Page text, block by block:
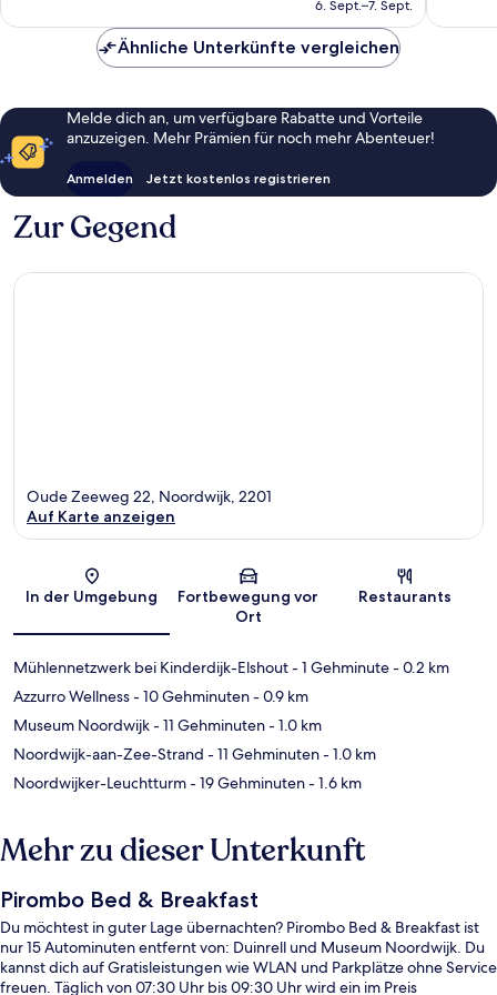
6. Sept.–7. Sept.
Ähnliche Unterkünfte vergleichen
Melde dich an, um verfügbare Rabatte und Vorteile
anzuzeigen. Mehr Prämien für noch mehr Abenteuer!
Anmelden Jetzt kostenlos registrieren
Zur Gegend
Karte
Oude Zeeweg 22, Noordwijk, 2201
Auf Karte anzeigen
In der Umgebung
Fortbewegung vor
Ort
Restaurants
Mühlennetzwerk bei Kinderdijk-Elshout- 1 Gehminute- 0.2 km
Azzurro Wellness- 10 Gehminuten- 0.9 km
Museum Noordwijk- 11 Gehminuten- 1.0 km
Noordwijk-aan-Zee-Strand - 11 Gehminuten- 1.0 km
Noordwijker-Leuchtturm- 19 Gehminuten- 1.6 km
Mehr zu dieser Unterkunft
Pirombo Bed & Breakfast
Du möchtest in guter Lage übernachten? Pirombo Bed & Breakfast ist
nur 15 Autominuten entfernt von: Duinrell und Museum Noordwijk. Du
kannst dich auf Gratisleistungen wie WLAN und Parkplätze ohne Service
freuen. Täglich von 07:30 Uhr bis 09:30 Uhr wird ein im Preis